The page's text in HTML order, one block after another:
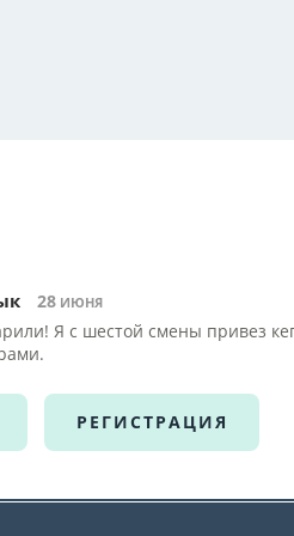
28 ИЮНЯ
Я с шестой смены привез
РЕГИСТРАЦИЯ